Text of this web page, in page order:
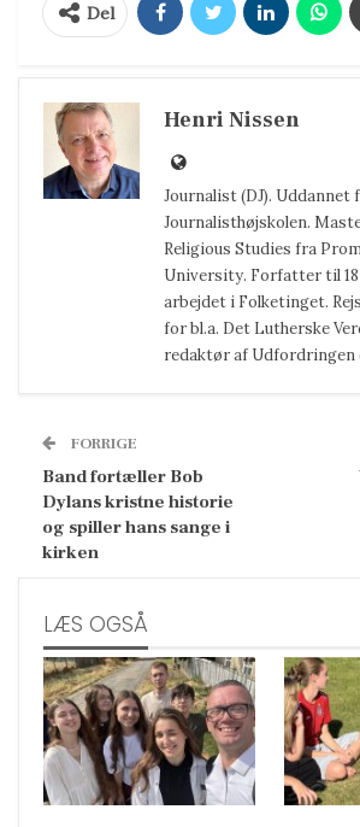
Del
Henri Nissen
Journalist (DJ). Uddannet
Journalisthøjskolen.
Religious Studies fra
University. Forfatter til
arbejdet i Folketinget.
for bl.a. Det Lutherske
redaktør af Udfordringen
FORRIGE
Band fortæller Bob
Dylans kristne historie
og spiller hans sange i
kirken
LÆS OGSÅ